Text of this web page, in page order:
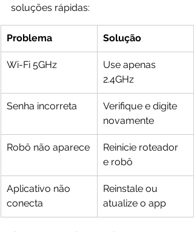
soluções rápidas:
Problema Solução
Wi-Fi 5GHz
Use apenas
2.4GHz
Senha incorreta
Verifique e digite
novamente
Robô não aparece
Reinicie roteador
e robô
Aplicativo não
conecta
Reinstale ou
atualize o app